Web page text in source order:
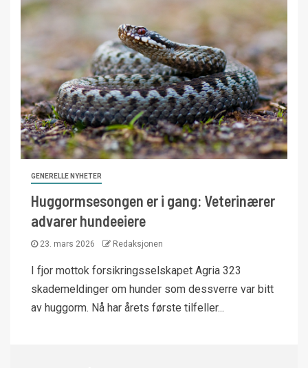
GENERELLE NYHETER
Huggormsesongen er i gang: Veterinærer
advarer hundeeiere
23. mars 2026 Redaksjonen
I fjor mottok forsikringsselskapet Agria 323
skademeldinger om hunder som dessverre var bitt
av huggorm. Nå har årets første tilfeller...